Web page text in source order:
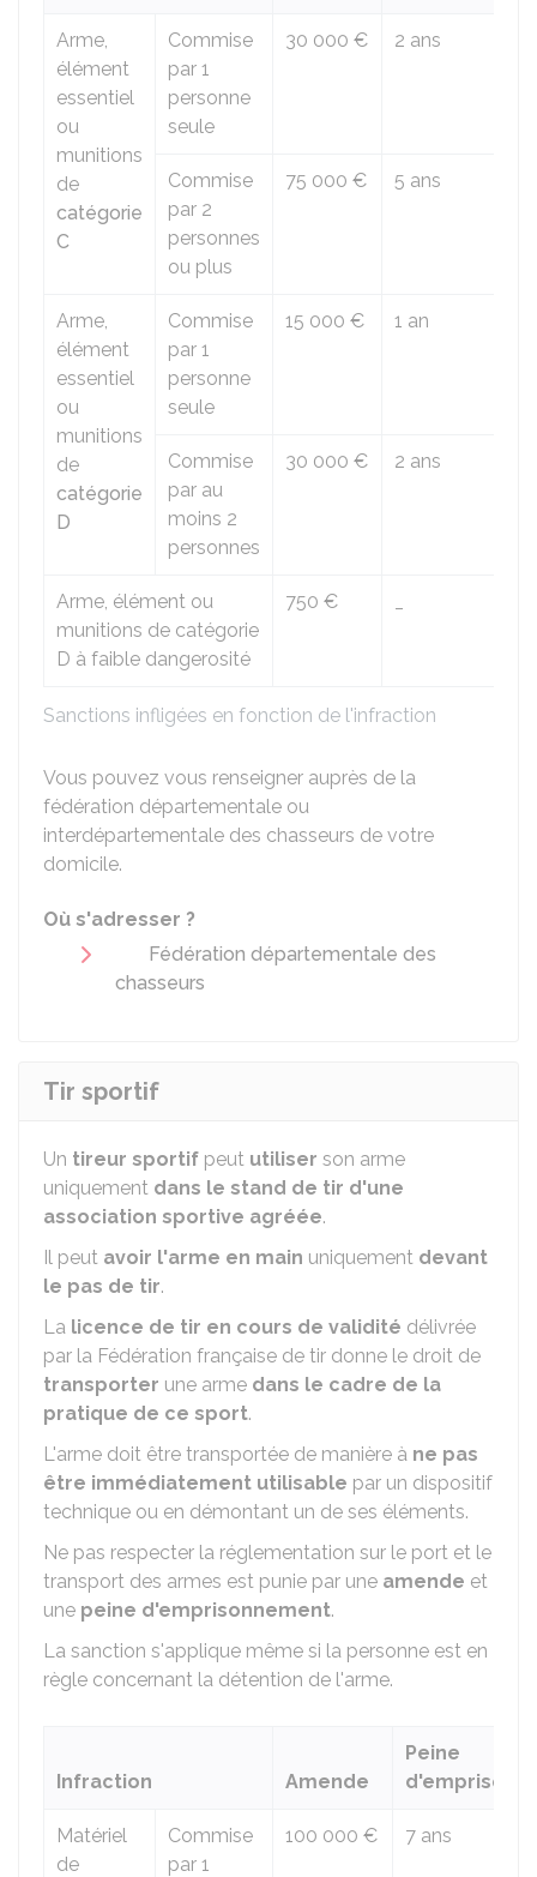
Sanctions infligées en fonction de l'infraction
Arme,
élément
essentiel
ou
munitions
de
catégorie
C
Commise
par 1
personne
seule
30 000 € 2 ans
Commise
par 2
personnes
ou plus
75 000 € 5 ans
Arme,
élément
essentiel
ou
munitions
de
catégorie
D
Commise
par 1
personne
seule
15 000 € 1 an
Commise
par au
moins 2
personnes
30 000 € 2 ans
Arme, élément ou
munitions de catégorie
D à faible dangerosité
750 €
Vous pouvez vous renseigner auprès de la
fédération départementale ou
interdépartementale des chasseurs de votre
domicile.
Où s'adresser ?
Fédération départementale des
chasseurs
Tir sportif
Un tireur sportif peut utiliser son arme
uniquement dans le stand de tir d'une
association sportive agréée.
Il peut avoir l'arme en main uniquement devant
le pas de tir.
La licence de tir en cours de validité délivrée
par la Fédération française de tir donne le droit de
transporter une arme dans le cadre de la
pratique de ce sport.
L'arme doit être transportée de manière à ne pas
être immédiatement utilisable par un dispositif
technique ou en démontant un de ses éléments.
Ne pas respecter la réglementation sur le port et le
transport des armes est punie par une amende et
une peine d'emprisonnement.
La sanction s'applique même si la personne est en
règle concernant la détention de l'arme.
Infraction Amende
Peine
Matériel
de
Commise
par 1
100 000 € 7 ans